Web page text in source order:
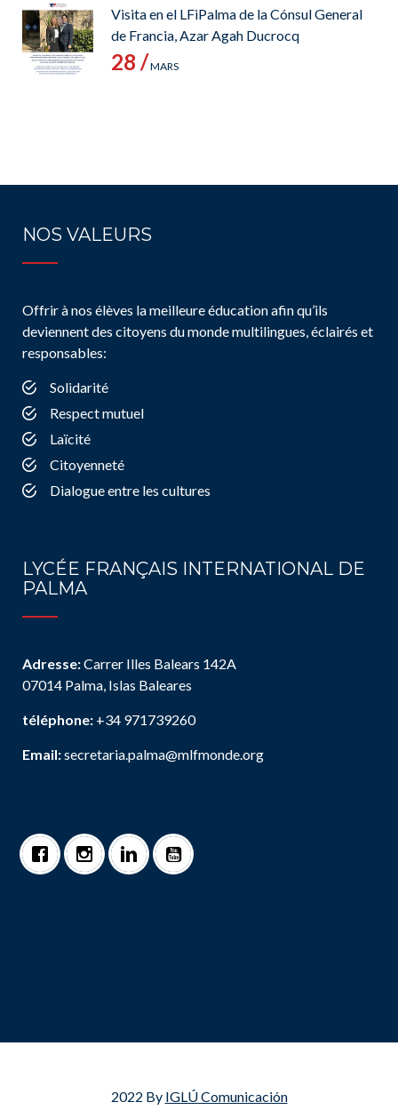
Visita en el LFiPalma de la Cónsul General
de Francia, Azar Agah Ducrocq
28 /MARS
NOS VALEURS
Offrir à nos élèves la meilleure éducation afin qu’ils
deviennent des citoyens du monde multilingues, éclairés et
responsables:
Solidarité
Respect mutuel
Laïcité
Citoyenneté
Dialogue entre les cultures
LYCÉE FRANÇAIS INTERNATIONAL DE
PALMA
Adresse:Carrer Illes Balears 142A
07014 Palma, Islas Baleares
téléphone: +34 971739260
Email:secretaria.palma@mlfmonde.org
2022 By IGLÚ Comunicación